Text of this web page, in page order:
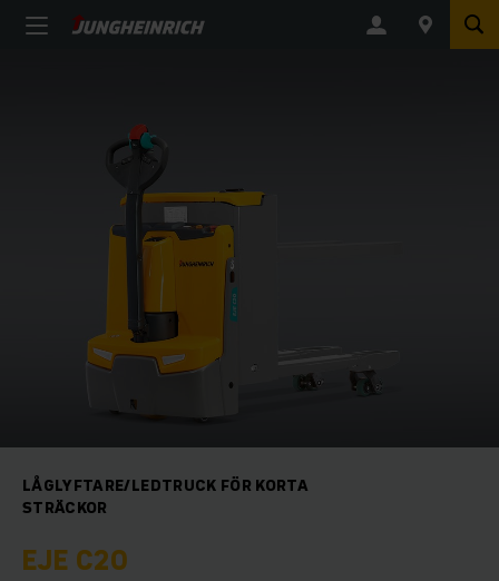
LÅGLYFTARE/LEDTRUCK FÖR KORTA
STRÄCKOR
EJE C20